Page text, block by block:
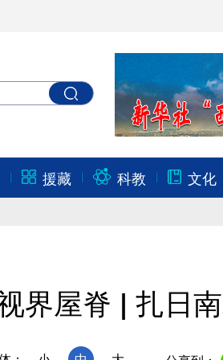
援藏 科教 文化
界屋脊 | 扎日